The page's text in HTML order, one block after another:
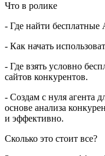
Что в ролике
- Где найти бесплатные
- Как начать
- Где взять условно
сайтов конкурентов.
- Создам с нуля агента
основе анализа
и эффективно.
Сколько это стоит все?